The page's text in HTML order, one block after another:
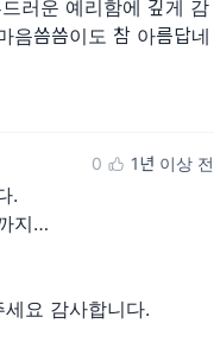
러운 예리함에 깊게 감
음씀씀이도 참 아름답네
0 1년 이상 전
.
지…
요 감사합니다.